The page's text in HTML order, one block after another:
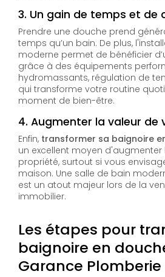
3. Un gain de temps et de
Prendre une douche prend
temps qu’un bain. De plus,
moderne permet de bénéficier
grâce à des équipements
hydromassants, régulation de
qui transforme votre routine
moment de bien-être.
4. Augmenter la valeur de
Enfin, transformer sa baignoire
un excellent moyen d'augmenter
propriété, surtout si vous
maison. Une salle de bain
est un atout majeur lors de la
immobilier.
Les étapes pour
baignoire en
Garance Plomberie